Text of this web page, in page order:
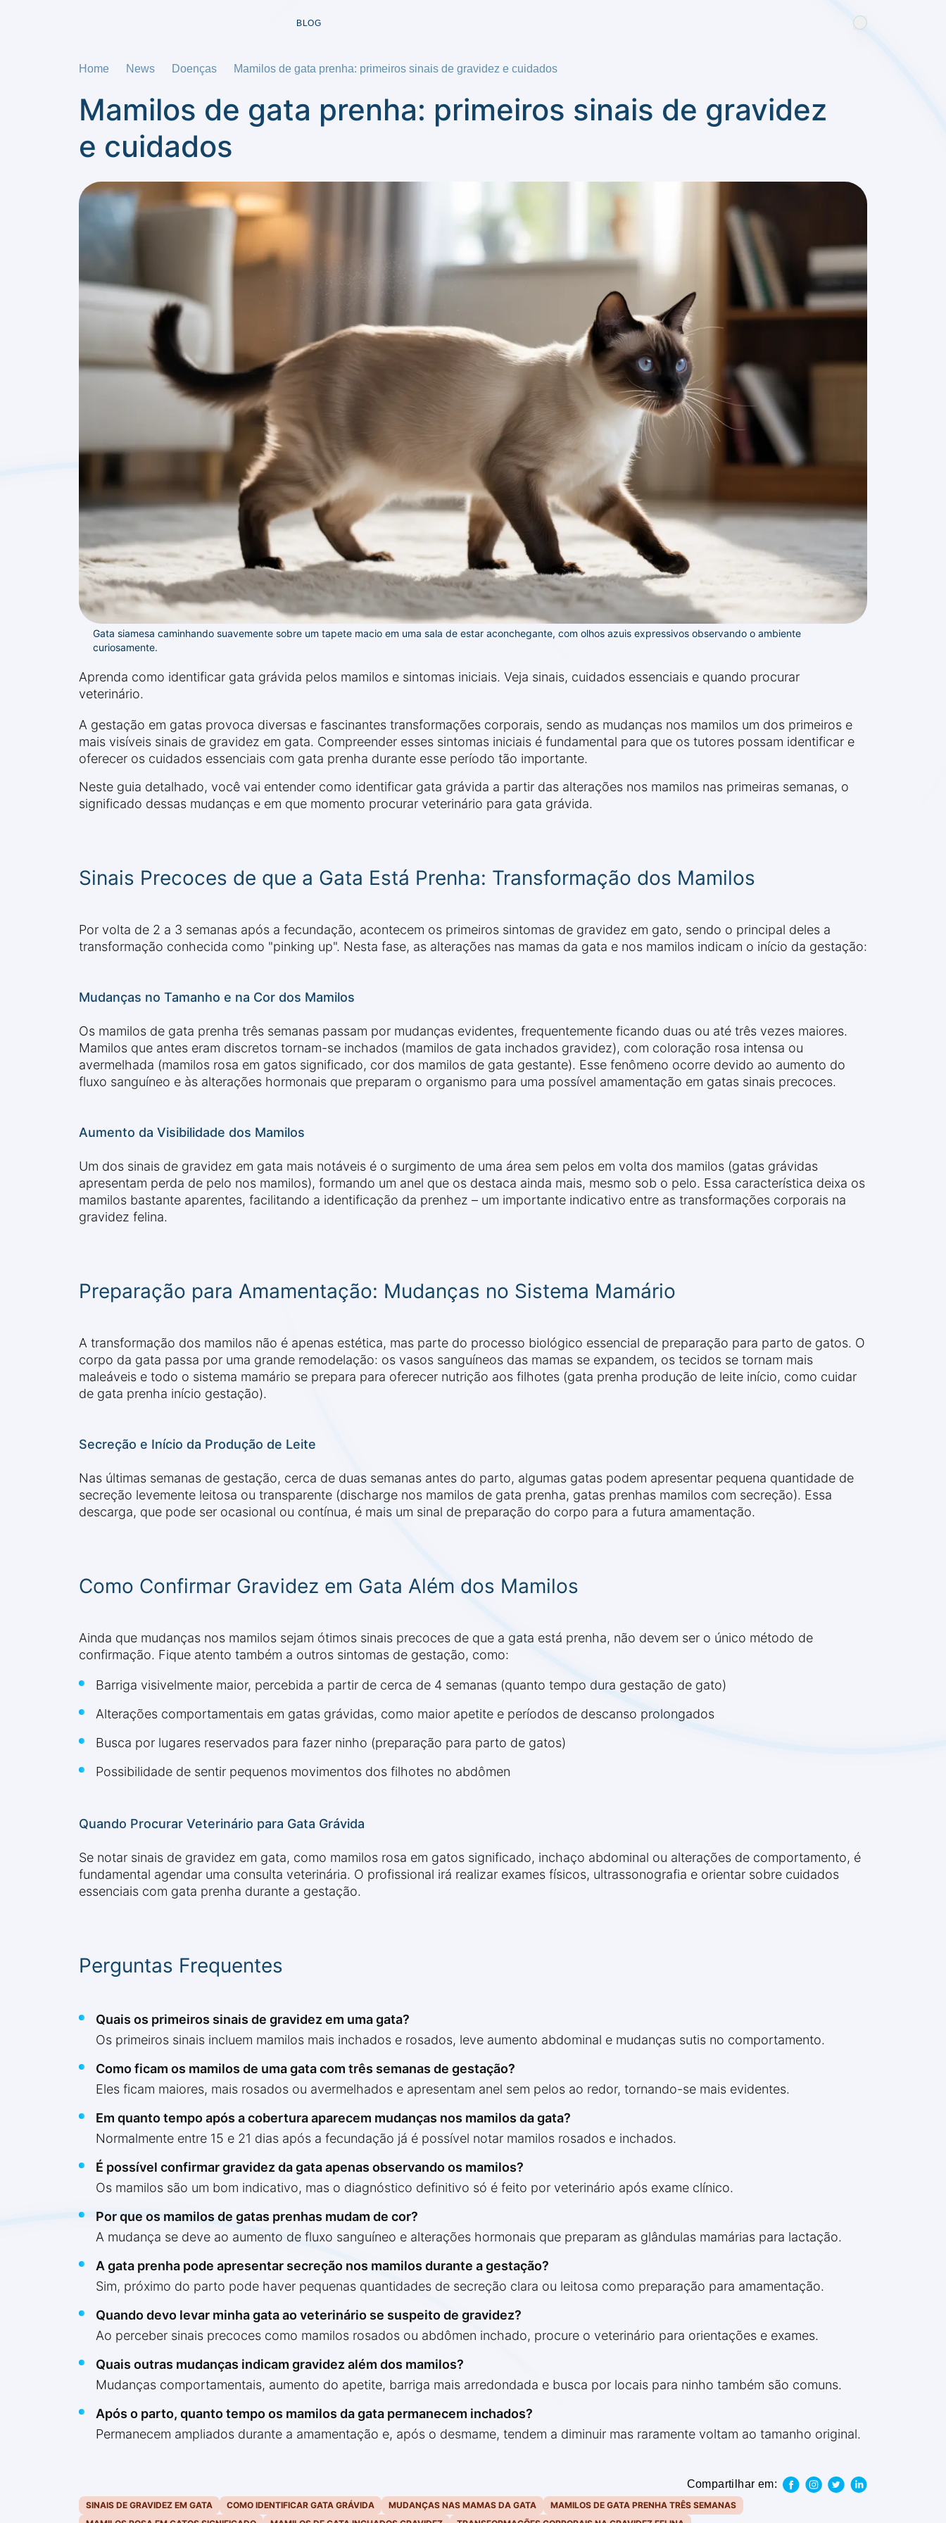
BLOG
Home News Doenças Mamilos de gata prenha: primeiros sinais de gravidez e cuidados
Mamilos de gata prenha: primeiros sinais de gravidez
e cuidados
Gata siamesa caminhando suavemente sobre um tapete macio em uma sala de estar aconchegante, com olhos azuis expressivos observando o ambiente
curiosamente.
Aprenda como identificar gata grávida pelos mamilos e sintomas iniciais. Veja sinais, cuidados essenciais e quando procurar
veterinário.
A gestação em gatas provoca diversas e fascinantes transformações corporais, sendo as mudanças nos mamilos um dos primeiros e
mais visíveis sinais de gravidez em gata. Compreender esses sintomas iniciais é fundamental para que os tutores possam identificar e
oferecer os cuidados essenciais com gata prenha durante esse período tão importante.
Neste guia detalhado, você vai entender como identificar gata grávida a partir das alterações nos mamilos nas primeiras semanas, o
significado dessas mudanças e em que momento procurar veterinário para gata grávida.
Sinais Precoces de que a Gata Está Prenha: Transformação dos Mamilos
Por volta de 2 a 3 semanas após a fecundação, acontecem os primeiros sintomas de gravidez em gato, sendo o principal deles a
transformação conhecida como "pinking up". Nesta fase, as alterações nas mamas da gata e nos mamilos indicam o início da gestação:
Mudanças no Tamanho e na Cor dos Mamilos
Os mamilos de gata prenha três semanas passam por mudanças evidentes, frequentemente ficando duas ou até três vezes maiores.
Mamilos que antes eram discretos tornam-se inchados (mamilos de gata inchados gravidez), com coloração rosa intensa ou
avermelhada (mamilos rosa em gatos significado, cor dos mamilos de gata gestante). Esse fenômeno ocorre devido ao aumento do
fluxo sanguíneo e às alterações hormonais que preparam o organismo para uma possível amamentação em gatas sinais precoces.
Aumento da Visibilidade dos Mamilos
Um dos sinais de gravidez em gata mais notáveis é o surgimento de uma área sem pelos em volta dos mamilos (gatas grávidas
apresentam perda de pelo nos mamilos), formando um anel que os destaca ainda mais, mesmo sob o pelo. Essa característica deixa os
mamilos bastante aparentes, facilitando a identificação da prenhez – um importante indicativo entre as transformações corporais na
gravidez felina.
Preparação para Amamentação: Mudanças no Sistema Mamário
A transformação dos mamilos não é apenas estética, mas parte do processo biológico essencial de preparação para parto de gatos. O
corpo da gata passa por uma grande remodelação: os vasos sanguíneos das mamas se expandem, os tecidos se tornam mais
maleáveis e todo o sistema mamário se prepara para oferecer nutrição aos filhotes (gata prenha produção de leite início, como cuidar
de gata prenha início gestação).
Secreção e Início da Produção de Leite
Nas últimas semanas de gestação, cerca de duas semanas antes do parto, algumas gatas podem apresentar pequena quantidade de
secreção levemente leitosa ou transparente (discharge nos mamilos de gata prenha, gatas prenhas mamilos com secreção). Essa
descarga, que pode ser ocasional ou contínua, é mais um sinal de preparação do corpo para a futura amamentação.
Como Confirmar Gravidez em Gata Além dos Mamilos
Ainda que mudanças nos mamilos sejam ótimos sinais precoces de que a gata está prenha, não devem ser o único método de
confirmação. Fique atento também a outros sintomas de gestação, como:
Barriga visivelmente maior, percebida a partir de cerca de 4 semanas (quanto tempo dura gestação de gato)
Alterações comportamentais em gatas grávidas, como maior apetite e períodos de descanso prolongados
Busca por lugares reservados para fazer ninho (preparação para parto de gatos)
Possibilidade de sentir pequenos movimentos dos filhotes no abdômen
Quando Procurar Veterinário para Gata Grávida
Se notar sinais de gravidez em gata, como mamilos rosa em gatos significado, inchaço abdominal ou alterações de comportamento, é
fundamental agendar uma consulta veterinária. O profissional irá realizar exames físicos, ultrassonografia e orientar sobre cuidados
essenciais com gata prenha durante a gestação.
Perguntas Frequentes
Quais os primeiros sinais de gravidez em uma gata?
Os primeiros sinais incluem mamilos mais inchados e rosados, leve aumento abdominal e mudanças sutis no comportamento.
Como ficam os mamilos de uma gata com três semanas de gestação?
Eles ficam maiores, mais rosados ou avermelhados e apresentam anel sem pelos ao redor, tornando-se mais evidentes.
Em quanto tempo após a cobertura aparecem mudanças nos mamilos da gata?
Normalmente entre 15 e 21 dias após a fecundação já é possível notar mamilos rosados e inchados.
É possível confirmar gravidez da gata apenas observando os mamilos?
Os mamilos são um bom indicativo, mas o diagnóstico definitivo só é feito por veterinário após exame clínico.
Por que os mamilos de gatas prenhas mudam de cor?
A mudança se deve ao aumento de fluxo sanguíneo e alterações hormonais que preparam as glândulas mamárias para lactação.
A gata prenha pode apresentar secreção nos mamilos durante a gestação?
Sim, próximo do parto pode haver pequenas quantidades de secreção clara ou leitosa como preparação para amamentação.
Quando devo levar minha gata ao veterinário se suspeito de gravidez?
Ao perceber sinais precoces como mamilos rosados ou abdômen inchado, procure o veterinário para orientações e exames.
Quais outras mudanças indicam gravidez além dos mamilos?
Mudanças comportamentais, aumento do apetite, barriga mais arredondada e busca por locais para ninho também são comuns.
Após o parto, quanto tempo os mamilos da gata permanecem inchados?
Permanecem ampliados durante a amamentação e, após o desmame, tendem a diminuir mas raramente voltam ao tamanho original.
Compartilhar em:
SINAIS DE GRAVIDEZ EM GATA COMO IDENTIFICAR GATA GRÁVIDA MUDANÇAS NAS MAMAS DA GATA
MAMILOS DE GATA PRENHA TRÊS SEMANAS